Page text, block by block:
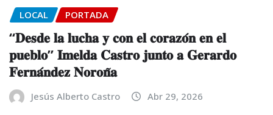
LOCAL PORTADA
“𝐃𝐞𝐬𝐝𝐞 𝐥𝐚 𝐥𝐮𝐜𝐡𝐚 𝐲 𝐜𝐨𝐧 𝐞𝐥 𝐜𝐨𝐫𝐚𝐳𝐨́𝐧 𝐞𝐧 𝐞𝐥
𝐩𝐮𝐞𝐛𝐥𝐨” 𝐈𝐦𝐞𝐥𝐝𝐚 𝐂𝐚𝐬𝐭𝐫𝐨 𝐣𝐮𝐧𝐭𝐨 𝐚 𝐆𝐞𝐫𝐚𝐫𝐝𝐨
𝐅𝐞𝐫𝐧𝐚́𝐧𝐝𝐞𝐳 𝐍𝐨𝐫𝐨𝐧̃𝐚
Jesús Alberto Castro Abr 29, 2026